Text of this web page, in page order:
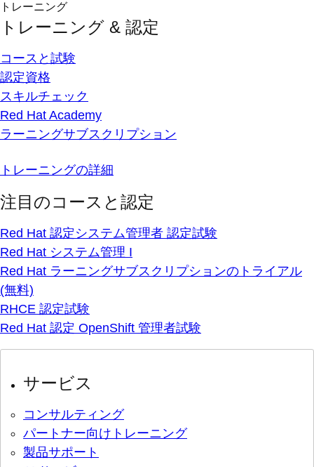
トレーニング
トレーニング & 認定
コースと試験
認定資格
スキルチェック
Red Hat Academy
ラーニングサブスクリプション
トレーニングの詳細
注目のコースと認定
Red Hat 認定システム管理者 認定試験
Red Hat システム管理 I
Red Hat ラーニングサブスクリプションのトライアル
(無料)
RHCE 認定試験
Red Hat 認定 OpenShift 管理者試験
サービス
コンサルティング
パートナー向けトレーニング
製品サポート